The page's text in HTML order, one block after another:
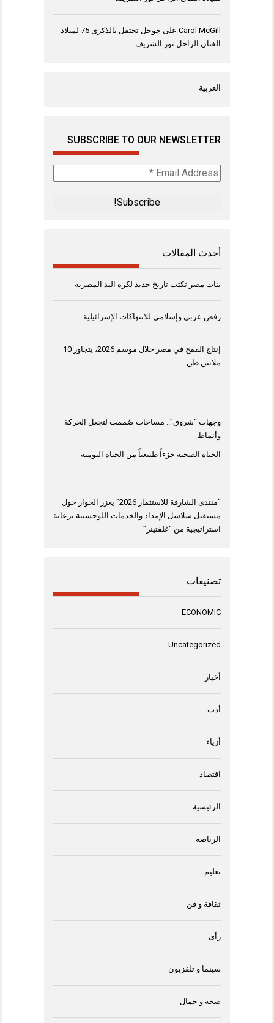
Carol McGill على
جوجل تحتفل بالذكرى 75 لميلاد
الفنان الراحل نور الشريف
العربية
SUBSCRIBE TO OUR NEWSLETTER
Email
Address
أحدث المقالات
بنات مصر تكتب تاريخ جديد لكرة اليد المصرية
رفض عربي وإسلامي للانتهاكات الإسرائيلية
إنتاج القمح في مصر خلال موسم 2026، يتجاوز 10
ملايين طن
وجهات “شروق”.. مساحات صُممت لتجعل الحركة
وأنماط
الحياة الصحية جزءاً طبيعياً من الحياة اليومية
“منتدى الشارقة للاستثمار 2026” يعزز الحوار حول
مستقبل سلاسل الإمداد والخدمات اللوجستية برعاية
استراتيجية من “غلفتينر”
تصنيفات
ECONOMIC
Uncategorized
أخبار
أدب
أزياء
اقتصاد
الرئيسية
الرياضة
تعليم
ثقافة و فن
رأى
سينما و تلفزيون
صحة و جمال